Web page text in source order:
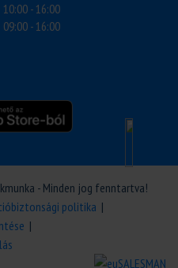
10:00 - 16:00
09:00 - 16:00
- Minden jog fenntartva!
politika |
|